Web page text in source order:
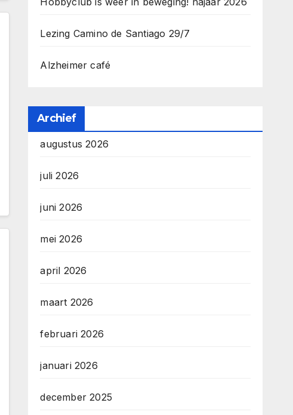
Lezing Camino de Santiago 29/7
Alzheimer café
Archief
augustus 2026
juli 2026
juni 2026
mei 2026
april 2026
maart 2026
februari 2026
januari 2026
december 2025